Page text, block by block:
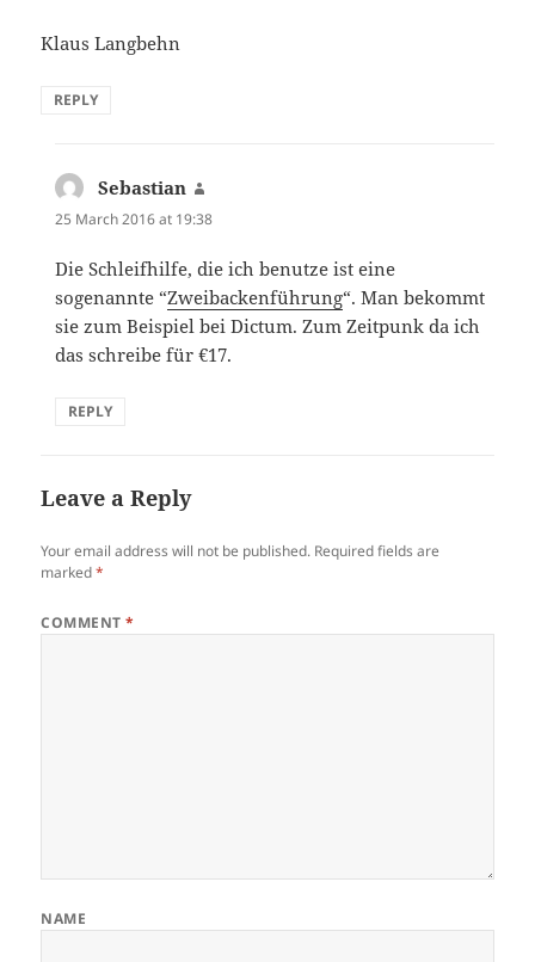
Klaus Langbehn
REPLY
Sebastian
25 March 2016 at 19:38
Die Schleifhilfe, die ich benutze ist eine
sogenannte “Zweibackenführung“. Man bekommt
sie zum Beispiel bei Dictum. Zum Zeitpunk da ich
das schreibe für €17.
REPLY
Leave a Reply
Your email address will not be published. Required fields are
marked*
COMMENT*
NAME